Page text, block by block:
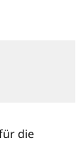
die